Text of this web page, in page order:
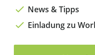
News & Tipps
Einladung zu